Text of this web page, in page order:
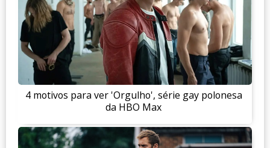
4 motivos para ver 'Orgulho', série gay polonesa
da HBO Max